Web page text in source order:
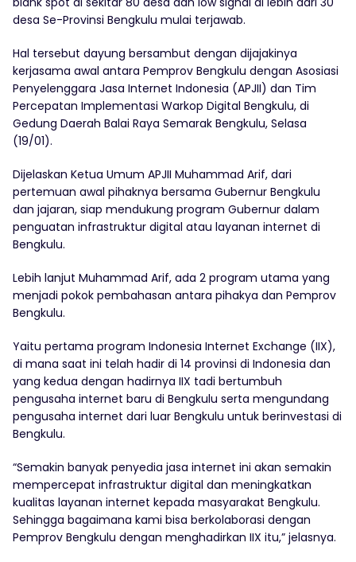
desa Se-Provinsi Bengkulu mulai terjawab.
Hal tersebut dayung bersambut dengan dijajakinya
kerjasama awal antara Pemprov Bengkulu dengan Asosiasi
Penyelenggara Jasa Internet Indonesia (APJII) dan Tim
Percepatan Implementasi Warkop Digital Bengkulu, di
Gedung Daerah Balai Raya Semarak Bengkulu, Selasa
(19/01).
Dijelaskan Ketua Umum APJII Muhammad Arif, dari
pertemuan awal pihaknya bersama Gubernur Bengkulu
dan jajaran, siap mendukung program Gubernur dalam
penguatan infrastruktur digital atau layanan internet di
Bengkulu.
Lebih lanjut Muhammad Arif, ada 2 program utama yang
menjadi pokok pembahasan antara pihakya dan Pemprov
Bengkulu.
Yaitu pertama program Indonesia Internet Exchange (IIX),
di mana saat ini telah hadir di 14 provinsi di Indonesia dan
yang kedua dengan hadirnya IIX tadi bertumbuh
pengusaha internet baru di Bengkulu serta mengundang
pengusaha internet dari luar Bengkulu untuk berinvestasi di
Bengkulu.
“Semakin banyak penyedia jasa internet ini akan semakin
mempercepat infrastruktur digital dan meningkatkan
kualitas layanan internet kepada masyarakat Bengkulu.
Sehingga bagaimana kami bisa berkolaborasi dengan
Pemprov Bengkulu dengan menghadirkan IIX itu,” jelasnya.